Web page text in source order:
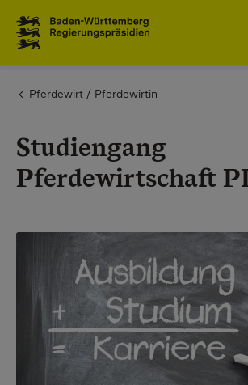
You are here:
Pferdewirt / Pferdewirtin
Studiengang
Pferdewirtschaft